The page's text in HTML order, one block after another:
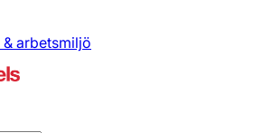
arbetsmiljö